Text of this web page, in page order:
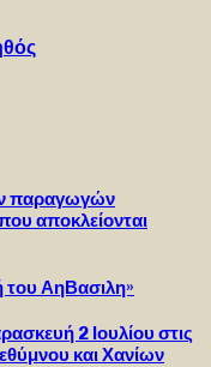
παραγωγών
αποκλείονται
του ΑηΒασιλη»
2 Ιουλίου στις
και Χανίων